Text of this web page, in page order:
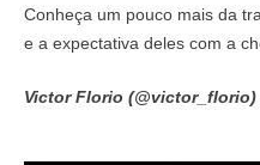
Conheça um pouco mais da
e a expectativa deles com a
Victor Florio (@victor_florio)